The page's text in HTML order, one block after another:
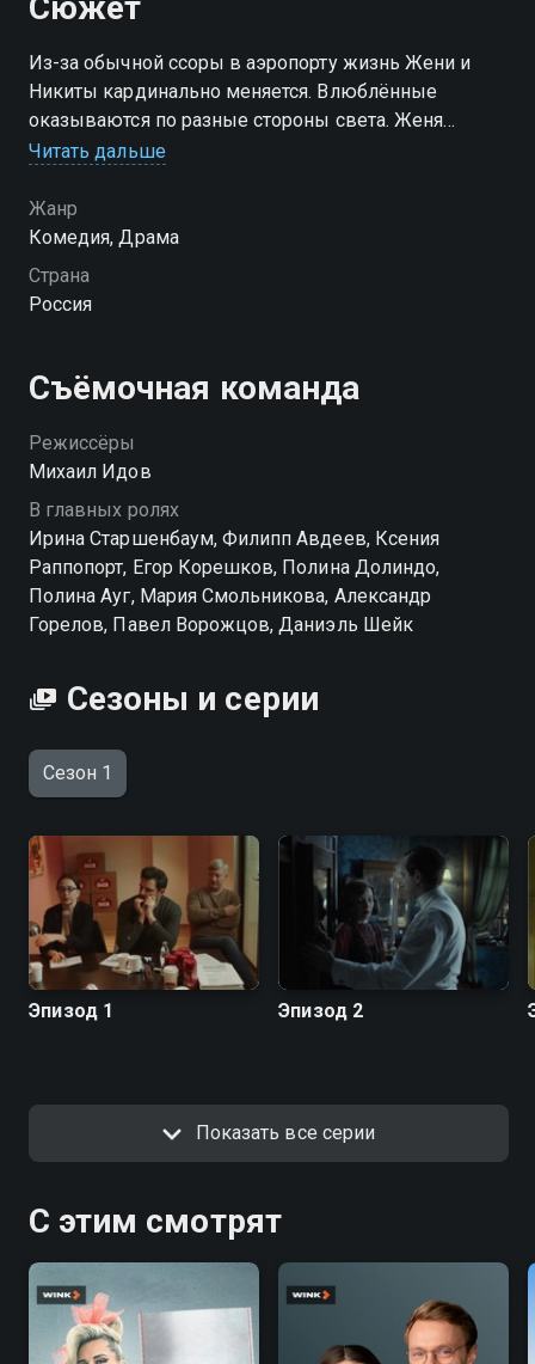
Из-за обычной ссоры в аэропорту жизнь Жени и
Никиты кардинально меняется. Влюблённые
оказываются по разные стороны света. Женя
попадает на съёмочную площадку в Берлине,
соавтором его фильма. А Никита отправляется в
Таиланд, где его жизнь тоже переворачивается с
ног на голову. Но одно остаётся у парня
неизменным: желание быть рядом с Женей, что
Читать дальше
Жанр
Комедия, Драма
Страна
Россия
Съёмочная команда
Режиссёры
Михаил Идов
В главных ролях
Ирина Старшенбаум, Филипп Авдеев, Ксения
Раппопорт, Егор Корешков, Полина Долиндо,
Полина Ауг, Мария Смольникова, Александр
Горелов, Павел Ворожцов, Даниэль Шейк
Сезоны и серии
Сезон 1
Эпизод 1 Эпизод 2
Показать все серии
С этим смотрят